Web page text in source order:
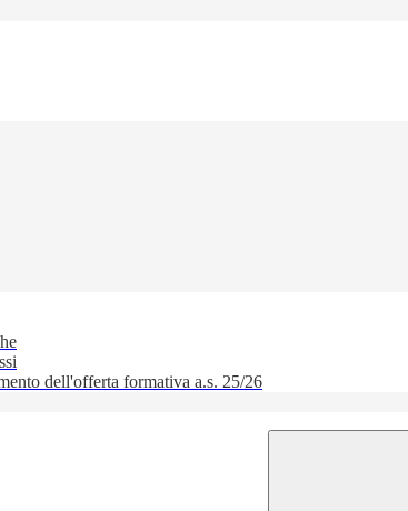
dell'offerta formativa a.s. 25/26